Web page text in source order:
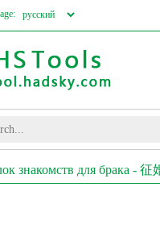
знакомств для брака -